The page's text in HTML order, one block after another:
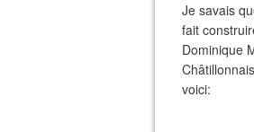
Je savais
fait
Dominique
voici: